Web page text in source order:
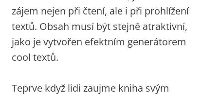
zájem nejen při čtení, ale i při prohlížení
textů. Obsah musí být stejně atraktivní,
jako je vytvořen efektním generátorem
cool textů.
Teprve když lidi zaujme kniha svým